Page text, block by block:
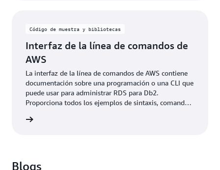
Código de muestra y bibliotecas
Interfaz de la línea de comandos de
AWS
La interfaz de la línea de comandos de AWS contiene
documentación sobre una programación o una CLI que
puede usar para administrar RDS para Db2.
Proporciona todos los ejemplos de sintaxis, comandos
Blogs